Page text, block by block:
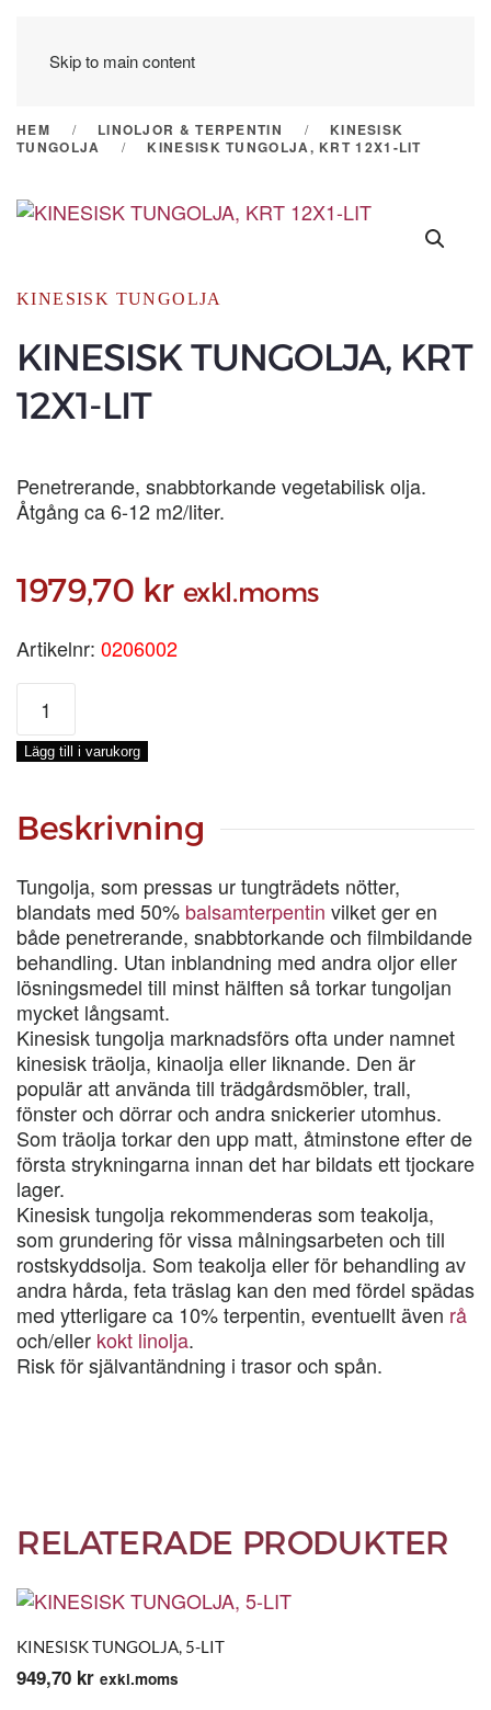
Skip to main content
HEM LINOLJOR & TERPENTIN
KINESISK
TUNGOLJA
KINESISK TUNGOLJA, KRT 12X1-LIT
KINESISK TUNGOLJA
KINESISK TUNGOLJA, KRT
12X1-LIT
Penetrerande, snabbtorkande vegetabilisk olja.
Åtgång ca 6-12 m2/liter.
1979,70 kr exkl.moms
Artikelnr: 0206002
KINESISK
TUNGOLJA,
KRT
12X1-
mängd
Lägg till i varukorg
Beskrivning
Tungolja, som pressas ur tungträdets nötter,
blandats med 50% balsamterpentin vilket ger en
både penetrerande, snabbtorkande och filmbildande
behandling. Utan inblandning med andra oljor eller
lösningsmedel till minst hälften så torkar tungoljan
mycket långsamt.
Kinesisk tungolja marknadsförs ofta under namnet
kinesisk träolja, kinaolja eller liknande. Den är
populär att använda till trädgårdsmöbler, trall,
fönster och dörrar och andra snickerier utomhus.
Som träolja torkar den upp matt, åtminstone efter de
första strykningarna innan det har bildats ett tjockare
lager.
Kinesisk tungolja rekommenderas som teakolja,
som grundering för vissa målningsarbeten och till
rostskyddsolja. Som teakolja eller för behandling av
andra hårda, feta träslag kan den med fördel spädas
med ytterligare ca 10% terpentin, eventuellt även rå
och/eller kokt linolja.
Risk för självantändning i trasor och spån.
RELATERADE PRODUKTER
KINESISK TUNGOLJA, 5-LIT
949,70 kr exkl.moms